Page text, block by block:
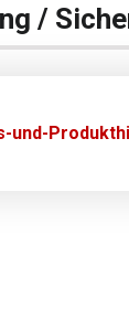
/
und-